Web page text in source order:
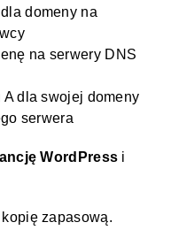
domeny na
na serwery DNS
dla swojej domeny
serwera
WordPress i
zapasową.